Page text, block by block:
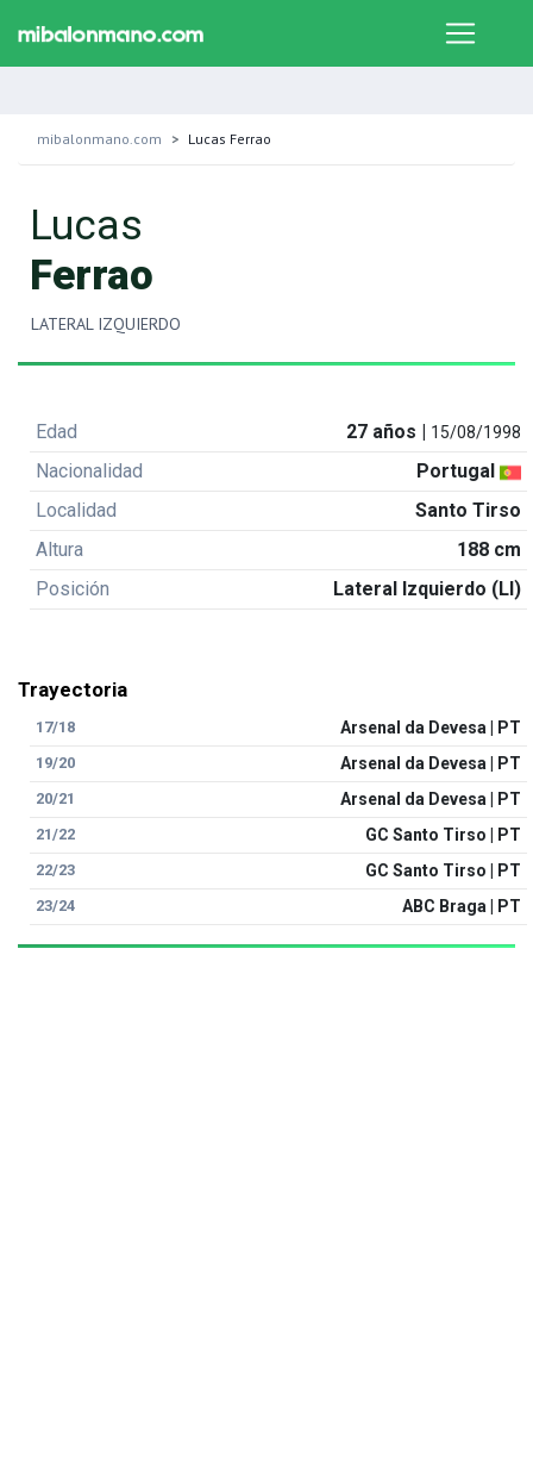
mibalonmano.com Lucas Ferrao
Lucas
Ferrao
LATERAL IZQUIERDO
Edad 27 años | 15/08/1998
Nacionalidad
Portugal
Localidad
Santo Tirso
Altura
188 cm
Posición
Lateral Izquierdo (LI)
Trayectoria
17/18 Arsenal da Devesa | PT
19/20 Arsenal da Devesa | PT
20/21 Arsenal da Devesa | PT
21/22 GC Santo Tirso | PT
22/23 GC Santo Tirso | PT
23/24 ABC Braga | PT